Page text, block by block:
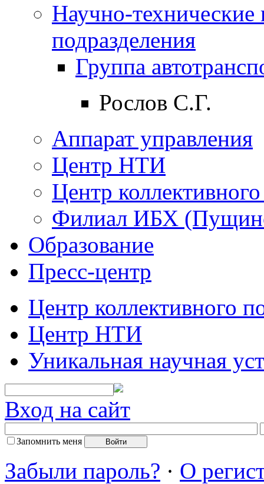
Научно-технические
подразделения
Группа
Рослов С.Г.
Аппарат управления
Центр НТИ
Центр
Филиал ИБХ
Образование
Пресс-центр
Центр коллективного
Центр НТИ
Уникальная научная
Вход на сайт
Запомнить меня
Забыли пароль? · О